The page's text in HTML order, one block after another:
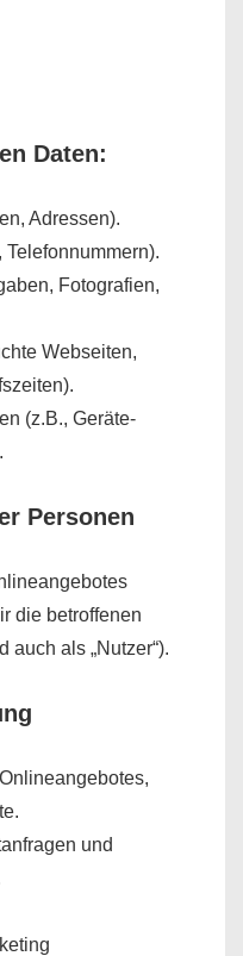
Daten:
Adressen).
Fotografien,
Webseiten,
(z.B., Geräte-
Personen
die betroffenen
auch als „Nutzer“).
und